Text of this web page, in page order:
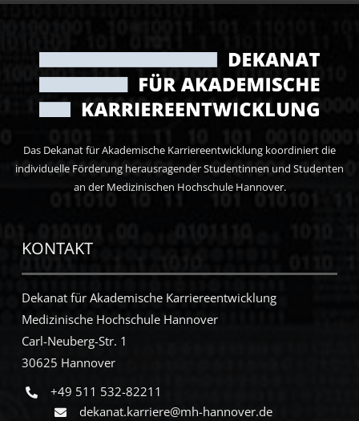
Das Dekanat für Akademische Karriereentwicklung koordiniert die
individuelle Förderung herausragender Studentinnen und Studenten
an der Medizinischen Hochschule Hannover.
KONTAKT
Dekanat für Akademische Karriereentwicklung
Medizinische Hochschule Hannover
Carl-Neuberg-Str. 1
30625 Hannover
+49 511 532-82211
dekanat.karriere@mh-hannover.de